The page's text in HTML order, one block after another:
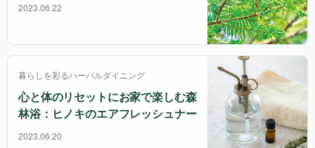
2023.06.22
暮らしを彩るハーバルダイニング
心と体のリセットにお家で楽しむ森
林浴：ヒノキのエアフレッシュナー
2023.06.20